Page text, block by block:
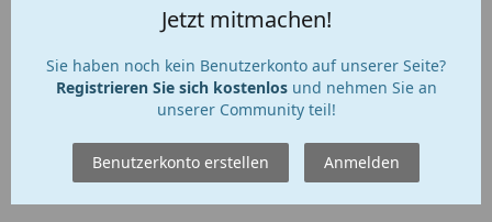
Jetzt mitmachen!
Sie haben noch kein Benutzerkonto auf unserer Seite?
Registrieren Sie sich kostenlosund nehmen Sie an
unserer Community teil!
Benutzerkonto erstellen Anmelden